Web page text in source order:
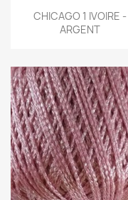
CHICAGO 1 IVOIRE -
ARGENT